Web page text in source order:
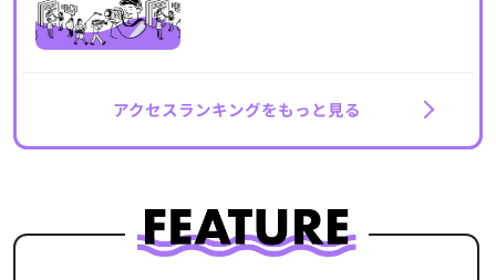
アクセスランキングをもっと見る